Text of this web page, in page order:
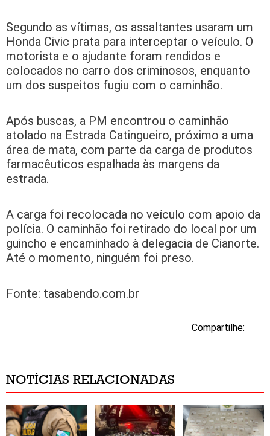
Segundo as vítimas, os assaltantes usaram um
Honda Civic prata para interceptar o veículo. O
motorista e o ajudante foram rendidos e
colocados no carro dos criminosos, enquanto
um dos suspeitos fugiu com o caminhão.
Após buscas, a PM encontrou o caminhão
atolado na Estrada Catingueiro, próximo a uma
área de mata, com parte da carga de produtos
farmacêuticos espalhada às margens da
estrada.
A carga foi recolocada no veículo com apoio da
polícia. O caminhão foi retirado do local por um
guincho e encaminhado à delegacia de Cianorte.
Até o momento, ninguém foi preso.
Fonte: tasabendo.com.br
Compartilhe:
NOTÍCIAS RELACIONADAS